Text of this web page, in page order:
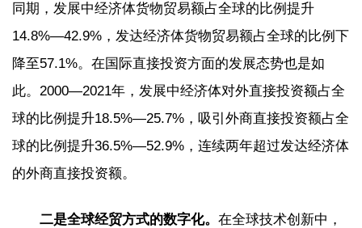
同期，发展中经济体货物贸易额占全球的比例提升
14.8%—42.9%，发达经济体货物贸易额占全球的比例下
降至57.1%。在国际直接投资方面的发展态势也是如
此。2000—2021年，发展中经济体对外直接投资额占全
球的比例提升18.5%—25.7%，吸引外商直接投资额占全
球的比例提升36.5%—52.9%，连续两年超过发达经济体
的外商直接投资额。
二是全球经贸方式的数字化。 在全球技术创新中，